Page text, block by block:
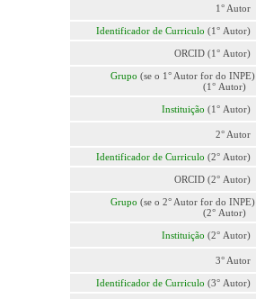
1° Autor
Identificador de Curriculo (1° Autor)
ORCID (1° Autor)
Grupo (se o 1° Autor for do INPE)
(1° Autor)
Instituição (1° Autor)
2° Autor
Identificador de Curriculo (2° Autor)
ORCID (2° Autor)
Grupo (se o 2° Autor for do INPE)
(2° Autor)
Instituição (2° Autor)
3° Autor
Identificador de Curriculo (3° Autor)